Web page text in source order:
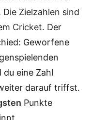
Die Zielzahlen sind
Cricket. Der
Geworfene
eine Zahl
darauf triffst.
Punkte